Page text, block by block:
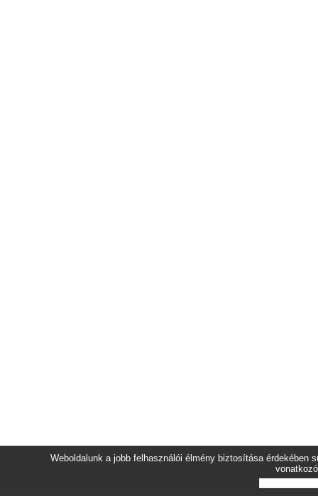
Weboldalunk a jobb felhasználói élmény biztosítása érdekében